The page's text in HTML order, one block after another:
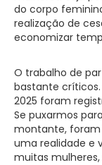
do corpo
realização de
economizar
O trabalho de
bastante críticos.
2025 foram
Se puxarmos
montante, foram
uma realidade e
muitas